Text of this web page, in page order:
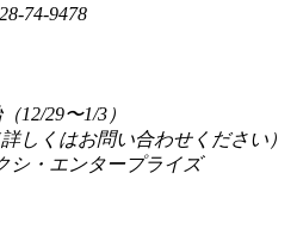
74-9478
12/29〜1/3）
しくはお問い合わせください）
シ・エンタープライズ